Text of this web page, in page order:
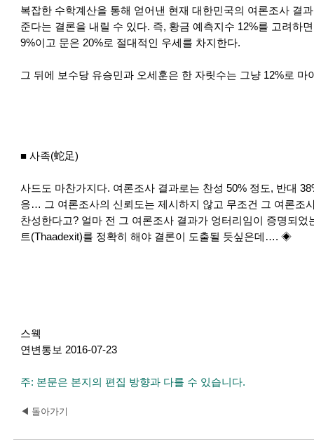
복잡한 수학계산을 통해 얻어낸 현재 대한민국의 여론조사 결
준다는 결론을 내릴 수 있다. 즉, 황금 예측지수 12%를 고려하
9%이고 문은 20%로 절대적인 우세를 차지한다.
그 뒤에 보수당 유승민과 오세훈은 한 자릿수는 그냥 12%로 마
■ 사족(蛇足)
사드도 마찬가지다. 여론조사 결과로는 찬성 50% 정도, 반대
응… 그 여론조사의 신뢰도는 제시하지 않고 무조건 그 여론조
찬성한다고? 얼마 전 그 여론조사 결과가 엉터리임이 증명되
트(Thaadexit)를 정확히 해야 결론이 도출될 듯싶은데…. ◈
스웩
연변통보 2016-07-23
주: 본문은 본지의 편집 방향과 다를 수 있습니다.
◀ 돌아가기